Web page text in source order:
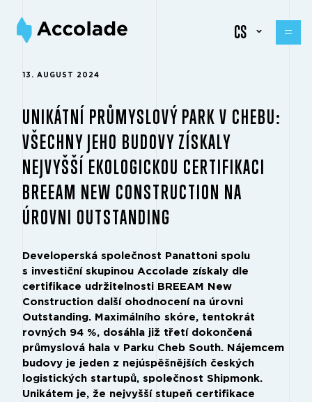
CS
13. AUGUST 2024
UNIKÁTNÍ PRŮMYSLOVÝ PARK V CHEBU:
VŠECHNY JEHO BUDOVY ZÍSKALY
NEJVYŠŠÍ EKOLOGICKOU CERTIFIKACI
BREEAM NEW CONSTRUCTION NA
ÚROVNI OUTSTANDING
Developerská společnost Panattoni spolu
s investiční skupinou Accolade získaly dle
certifikace udržitelnosti BREEAM New
Construction další ohodnocení na úrovni
Outstanding. Maximálního skóre, tentokrát
rovných 94 %, dosáhla již třetí dokončená
průmyslová hala v Parku Cheb South. Nájemcem
budovy je jeden z nejúspěšnějších českých
logistických startupů, společnost Shipmonk.
Unikátem je, že nejvyšší stupeň certifikace